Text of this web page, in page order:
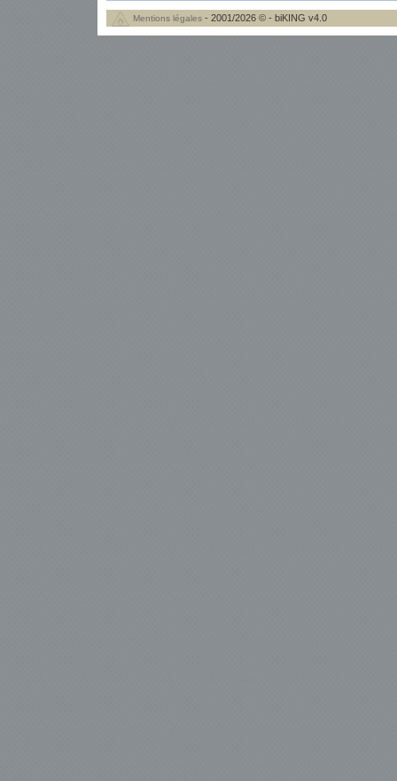
Mentions légales - 2001/2026 © - biKING v4.0